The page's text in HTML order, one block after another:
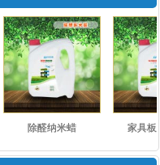
除醛纳米蜡 家具板